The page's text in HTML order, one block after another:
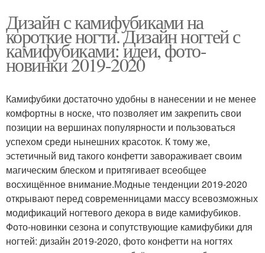
Дизайн с камифубиками на
короткие ногти. Дизайн ногтей с
камифубиками: идеи, фото-
новинки 2019-2020
Камифубики достаточно удобны в нанесении и не менее
комфортны в носке, что позволяет им закрепить свои
позиции на вершинах популярности и пользоваться
успехом среди нынешних красоток. К тому же,
эстетичный вид такого конфетти завораживает своим
магическим блеском и притягивает всеобщее
восхищённое внимание.Модные тенденции 2019-2020
открывают перед современницами массу всевозможных
модификаций ногтевого декора в виде камифубиков.
Фото-новинки сезона и сопутствующие камифубики для
ногтей: дизайн 2019-2020, фото конфетти на ногтях